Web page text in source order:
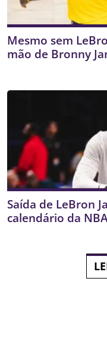
Mesmo sem
mão de Bronny
Saída de LeBron
calendário da